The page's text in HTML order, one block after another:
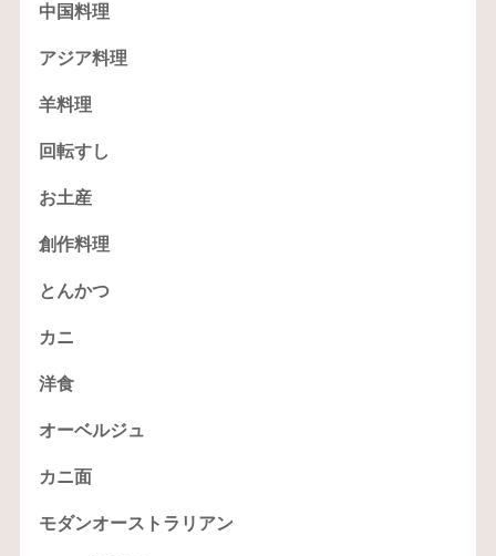
中国料理
アジア料理
羊料理
回転すし
お土産
創作料理
とんかつ
カニ
洋食
オーベルジュ
カニ面
モダンオーストラリアン